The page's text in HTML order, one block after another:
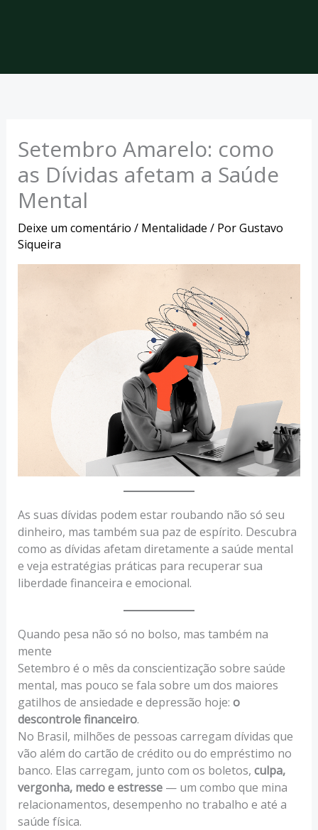
Setembro Amarelo: como
as Dívidas afetam a Saúde
Mental
Deixe um comentário / Mentalidade / PorGustavo
Siqueira
As suas dívidas podem estar roubando não só seu
dinheiro, mas também sua paz de espírito. Descubra
como as dívidas afetam diretamente a saúde mental
e veja estratégias práticas para recuperar sua
liberdade financeira e emocional.
Quando pesa não só no bolso, mas também na
mente
Setembro é o mês da conscientização sobre saúde
mental, mas pouco se fala sobre um dos maiores
gatilhos de ansiedade e depressão hoje: o
descontrole financeiro.
No Brasil, milhões de pessoas carregam dívidas que
vão além do cartão de crédito ou do empréstimo no
banco. Elas carregam, junto com os boletos, culpa,
vergonha, medo e estresse— um combo que mina
relacionamentos, desempenho no trabalho e até a
saúde física.